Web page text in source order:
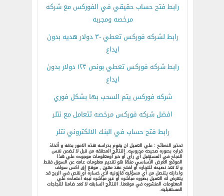
رابط فتح حساب حقيقي في الفوركس مع شركه
مرخصه ومجربه
رابط لشركه فوركس تعطي ٣٠ دولار هديه بدون
ايداع
رابط شركه فوركس تعطي بونص ١٢٣ دولار بدون
ايداع
شركه فوركس يتم السحب بها بشكل فوري
افضل شركه فوركس مرخصه تتعامل مع نتلر
رابط فتح حساب في البنك الالكتروني نتلر
تحذير النصائح : علي العميل ان يقوم بدراسه هذه الامور بدقه و أتخاذ
قراره بصوره صحيحه مدروسه. النتائج المحققه من قبل لا تضمن نفس
النجاح في المستقبل أي رأي أو خبر أومعلومات موجوده علي هذا
الموقع الغرض الأساسي منها هو تقديم معلومات عامه عن السوق فقط
و لا تعد نصيحه للتجاره أو لفتح عقد معين , موقع اق اكس سولف
وادارته يتنصل من أي مسؤليه قانونيه لأي خساره أو نقص في الربح قد
يتعرض له العميل بصوره مباشره أو غير مباشره نبجه أعتماده علي
المعلومات المنشوره في موقعنا. النتائج السابقه لا تعد ضامنا للنجاجات
المستقبليه.